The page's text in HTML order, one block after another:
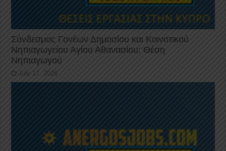
Σύνδεσμος Γονέων Δημοσίου και Κοινοτικού
Νηπιαγωγείου Αγίου Αθανασίου: Θέση
Νηπιαγωγού
July 17, 2026